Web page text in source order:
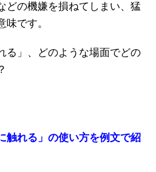
どの機嫌を損ねてしまい、猛
です。
る」、どのような場面でどの
触れる」の使い方を例文で紹